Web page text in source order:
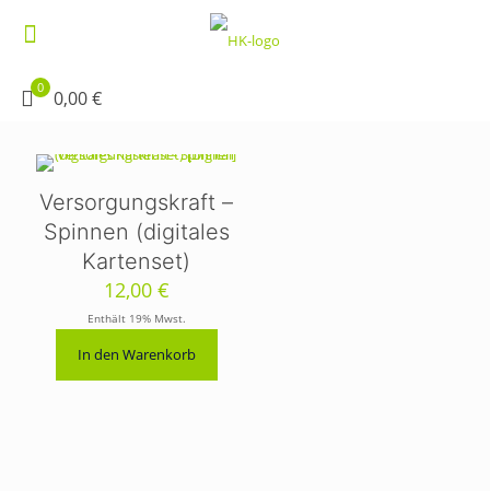
0 0,00 €
Versorgungskraft –
Spinnen (digitales
Kartenset)
12,00 €
Enthält 19% Mwst.
In den Warenkorb